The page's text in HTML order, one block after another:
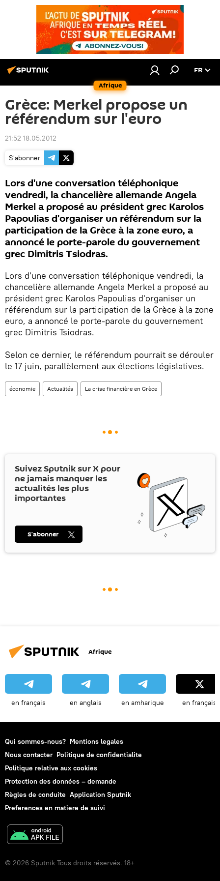
Afrique
FR
Grèce: Merkel propose un
référendum sur l'euro
21:52 18.05.2012
S'abonner
Lors d'une conversation téléphonique
vendredi, la chancelière allemande Angela
Merkel a proposé au président grec Karolos
Papoulias d'organiser un référendum sur la
participation de la Grèce à la zone euro, a
annoncé le porte-parole du gouvernement
grec Dimitris Tsiodras.
Lors d'une conversation téléphonique vendredi, la
chancelière allemande Angela Merkel a proposé au
président grec Karolos Papoulias d'organiser un
référendum sur la participation de la Grèce à la zone
euro, a annoncé le porte-parole du gouvernement
grec Dimitris Tsiodras.
Selon ce dernier, le référendum pourrait se dérouler
le 17 juin, parallèlement aux élections législatives.
économie Actualités La crise financière en Grèce
Suivez Sputnik surX pour
ne jamais manquer les
actualités les plus
importantes
S’abonner
Afrique
en français en anglais en amharique en français
Qui sommes-nous? Mentions legales
Nous contacter Politique de confidentialite
Politique relative aux cookies
Protection des données – demande
Règles de conduite Application Sputnik
Preferences en matiere de suivi
© 2026 Sputnik Tous droits réservés. 18+